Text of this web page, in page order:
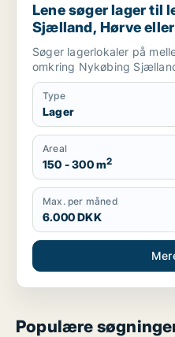
Lene søger lager til
Sjælland, Hørve
Søger lagerlokaler på
omkring Nykøbing
Type
Lager
Areal
150 - 300 m2
Max. per måned
6.000 DKK
Populære